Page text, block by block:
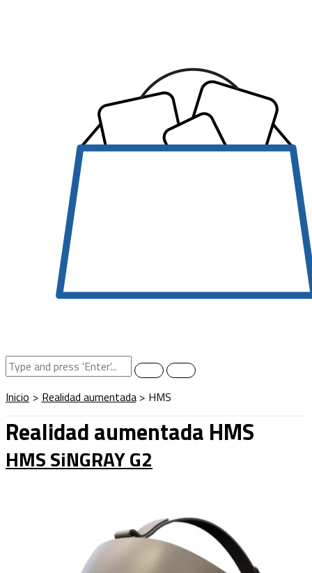
Inicio Realidad aumentada HMS
Realidad aumentada HMS
HMS SiNGRAY G2